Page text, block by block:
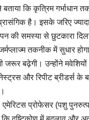
कि कृत्रिम गर्भाधान
है। इसके जरिए
की समस्या से छुटकारा
तकनीक में सुधार
जरूर बढ़ेगी। उन्होंने
और रिपीट ब्रीडर्स के
एमेरिटस प्रोफेसर (पशु